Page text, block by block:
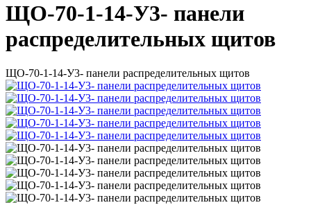
ЩО-70-1-14-У3- панели
распределительных щитов
ЩО-70-1-14-У3- панели распределительных щитов